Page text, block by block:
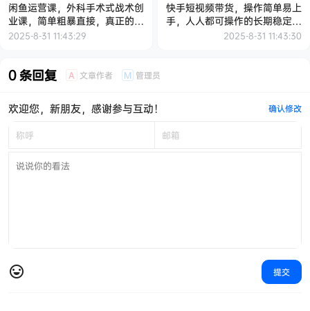
闲鱼运营课，外科手术式战术创
业课，简单粗暴直接，真正的战
术实战课
2025-8-31 11:43:29
快手短视频带货，操作简单易上
手，人人都可操作的长期稳定项
目!
2025-8-31 11:43:30
0 条回复 A 文章作者 M 管理员
欢迎您，新朋友，感谢参与互动！ 确认修改
提交